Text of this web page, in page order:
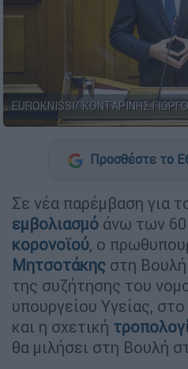
EUROKNISSI/ ΚΟΝΤΑΡΙΝΗΣ
Προσθέστε το
Σε νέα παρέμβαση για
εμβολιασμό άνω των 60
κορονοϊού, ο
Μητσοτάκης στη Βουλή
της συζήτησης του
υπουργείου Υγείας,
και η σχετική
θα μιλήσει στη Βουλή